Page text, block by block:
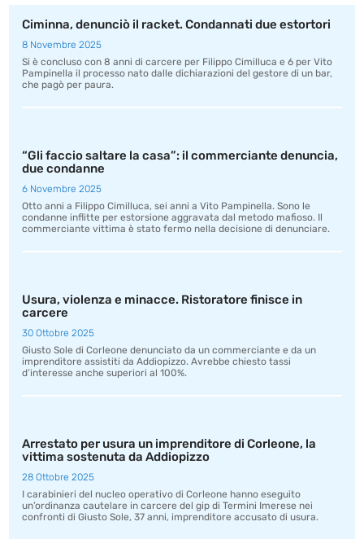
Ciminna, denunciò il racket. Condannati due estortori
8 Novembre 2025
Si è concluso con 8 anni di carcere per Filippo Cimilluca e 6 per Vito
Pampinella il processo nato dalle dichiarazioni del gestore di un bar,
che pagò per paura.
“Gli faccio saltare la casa”: il commerciante denuncia,
due condanne
6 Novembre 2025
Otto anni a Filippo Cimilluca, sei anni a Vito Pampinella. Sono le
condanne inflitte per estorsione aggravata dal metodo mafioso. Il
commerciante vittima è stato fermo nella decisione di denunciare.
Usura, violenza e minacce. Ristoratore finisce in
carcere
30 Ottobre 2025
Giusto Sole di Corleone denunciato da un commerciante e da un
imprenditore assistiti da Addiopizzo. Avrebbe chiesto tassi
d’interesse anche superiori al 100%.
Arrestato per usura un imprenditore di Corleone, la
vittima sostenuta da Addiopizzo
28 Ottobre 2025
I carabinieri del nucleo operativo di Corleone hanno eseguito
un’ordinanza cautelare in carcere del gip di Termini Imerese nei
confronti di Giusto Sole, 37 anni, imprenditore accusato di usura.